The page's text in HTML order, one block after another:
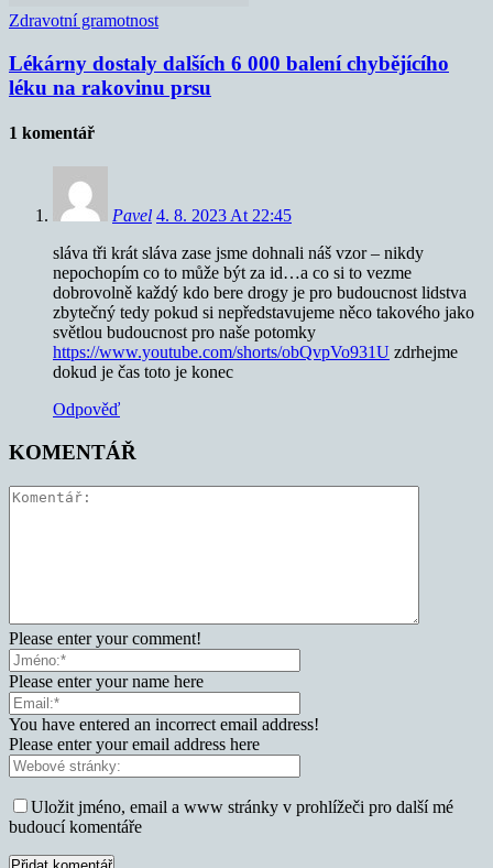
Zdravotní gramotnost
Lékárny dostaly dalších 6 000 balení chybějícího
léku na rakovinu prsu
1 komentář
Pavel 4. 8. 2023 At 22:45
sláva tři krát sláva zase jsme dohnali náš vzor – nikdy
nepochopím co to může být za id…a co si to vezme
dobrovolně každý kdo bere drogy je pro budoucnost lidstva
zbytečný tedy pokud si nepředstavujeme něco takového jako
světlou budoucnost pro naše potomky
https://www.youtube.com/shorts/obQvpVo931U zdrhejme
dokud je čas toto je konec
Odpověď
KOMENTÁŘ
Please enter your comment!
Please enter your name here
You have entered an incorrect email address!
Please enter your email address here
Uložit jméno, email a www stránky v prohlížeči pro další mé
budoucí komentáře